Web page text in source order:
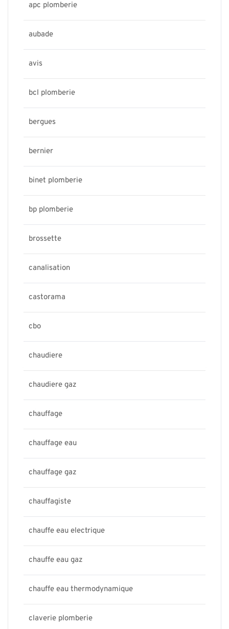
apc plomberie
aubade
avis
bcl plomberie
bergues
bernier
binet plomberie
bp plomberie
brossette
canalisation
castorama
cbo
chaudiere
chaudiere gaz
chauffage
chauffage eau
chauffage gaz
chauffagiste
chauffe eau electrique
chauffe eau gaz
chauffe eau thermodynamique
claverie plomberie